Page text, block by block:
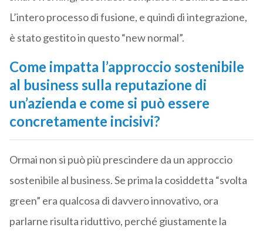
L’intero processo di fusione, e quindi di integrazione,
è stato gestito in questo “new normal”.
Come impatta l’approccio sostenibile
al business sulla reputazione di
un’azienda e come si può essere
concretamente incisivi?
Ormai non si può più prescindere da un approccio
sostenibile al business. Se prima la cosiddetta “svolta
green” era qualcosa di davvero innovativo, ora
parlarne risulta riduttivo, perché giustamente la